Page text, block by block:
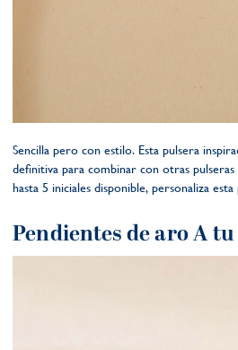
Sencilla pero con estilo. Esta pulsera
definitiva para combinar con otras
hasta 5 iniciales disponible, personaliza
Pendientes de aro A